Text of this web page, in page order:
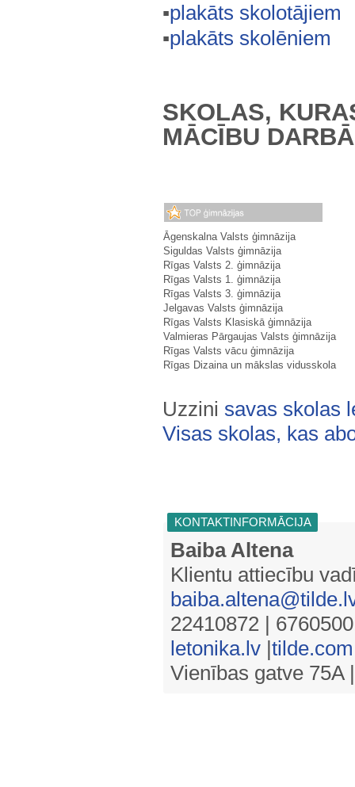
▪plakāts skolotājiem
▪plakāts skolēniem
SKOLAS,
MĀCĪBU DARBĀ
Āgenskalna Valsts ģimnāzija
Siguldas Valsts ģimnāzija
Rīgas Valsts 2. ģimnāzija
Rīgas Valsts 1. ģimnāzija
Rīgas Valsts 3. ģimnāzija
Jelgavas Valsts ģimnāzija
Rīgas Valsts Klasiskā ģimnāzija
Valmieras Pārgaujas Valsts ģimnāzija
Rīgas Valsts vācu ģimnāzija
Rīgas Dizaina un mākslas vidusskola
Uzzini savas skolas
Visas skolas, kas
KONTAKTINFORMĀCIJA
Baiba Altena
Klientu attiecību
22410872 |
letonika.lv |tilde.com
Vienības gatve 75A